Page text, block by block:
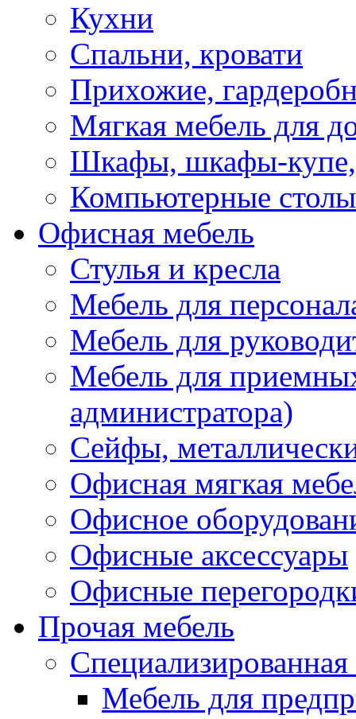
Кухни
Спальни, кровати
Прихожие,
Мягкая мебель для
Шкафы, шкафы-купе,
Компьютерные столы
Офисная мебель
Стулья и кресла
Мебель для
Мебель для
Мебель для
администратора)
Сейфы,
Офисная мягкая
Офисное
Офисные аксессуары
Офисные
Прочая мебель
Специализированная
Мебель для